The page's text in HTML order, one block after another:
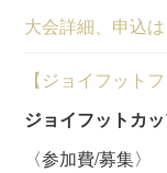
大会詳細、申込
【ジョイフット
ジョイフットカ
〈参加費/募集